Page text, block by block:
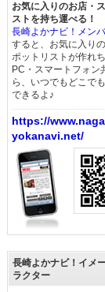
お気に入りのお店・
ストを持ち運べる！
長崎よかナビ！メン
すると、お気に入り
ポットリストが作れち
PC・スマートフォン
ら、いつでもどこで
できるよ♪
https://
yokanavi.net/
長崎よかナビ！イメ
ラクター